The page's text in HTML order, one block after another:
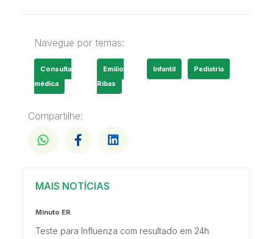
Navegue por temas:
Consulta
médica
Emilio
Ribas
Infantil Pediatria
Compartilhe:
MAIS NOTÍCIAS
Minuto ER
Teste para Influenza com resultado em 24h